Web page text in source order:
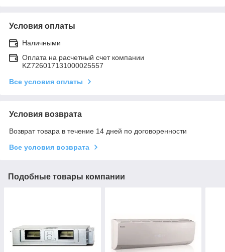
Условия оплаты
Наличными
Оплата на расчетный счет компании
KZ726017131000025557
Все условия оплаты
Условия возврата
Возврат товара в течение 14 дней по договоренности
Все условия возврата
Подобные товары компании